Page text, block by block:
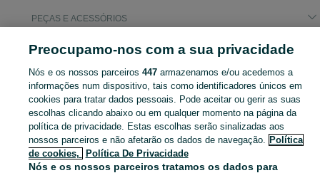
PEÇAS E ACESSÓRIOS
CATEGORIA
Navegue pelos últimos anúncios de Peças e acessórios em Gondomar (São Cosme), Valbom E Jovim no OLX Portugal. Compre e venda produtos locais com facilidade e segurança. Mostrar
Mapa do site
Mapa das freguesias
Mapa de mini-sites
Preocupamo-nos com a sua privacidade
Nós e os nossos parceiros 447armazenamos e/ou acedemos a
informações num dispositivo, tais como identificadores únicos em
cookies para tratar dados pessoais. Pode aceitar ou gerir as suas
escolhas clicando abaixo ou em qualquer momento na página da
política de privacidade. Estas escolhas serão sinalizadas aos
nossos parceiros e não afetarão os dados de navegação. Política
de cookies,
Política De Privacidade
Nós e os nossos parceiros tratamos os dados para